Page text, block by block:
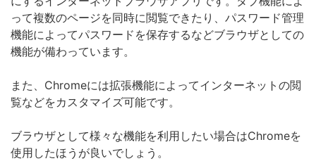
って複数のページを同時に閲覧できたり、パスワード管理
機能によってパスワードを保存するなどブラウザとしての
機能が備わっています。
また、Chromeには拡張機能によってインターネットの閲
覧などをカスタマイズ可能です。
ブラウザとして様々な機能を利用したい場合はChromeを
使用したほうが良いでしょう。